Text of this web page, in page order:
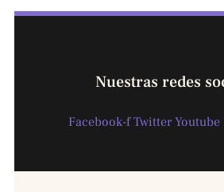
Nuestras redes
Facebook-f Twitter Youtube